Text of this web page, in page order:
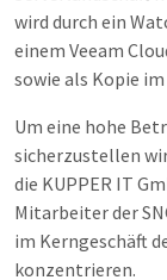
wird durch ein
einem Veeam
sowie als Kopie
Um eine hohe
sicherzustellen
die KUPPER IT
Mitarbeiter der
im Kerngeschäft
konzentrieren.